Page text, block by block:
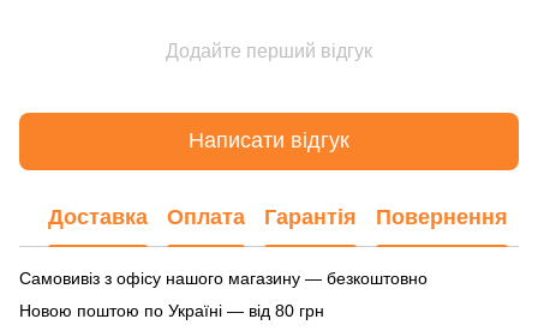
Додайте перший відгук
Написати відгук
Доставка Оплата Гарантія Повернення
Самовивіз з офісу нашого магазину — безкоштовно
Новою поштою по Україні — від 80 грн